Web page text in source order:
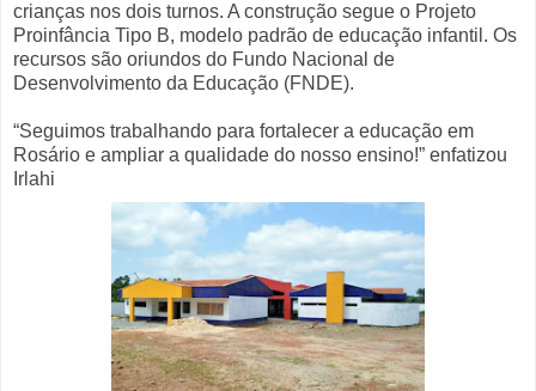
crianças nos dois turnos. A construção segue o Projeto
Proinfância Tipo B, modelo padrão de educação infantil. Os
recursos são oriundos do Fundo Nacional de
Desenvolvimento da Educação (FNDE).
“Seguimos trabalhando para fortalecer a educação em
Rosário e ampliar a qualidade do nosso ensino!” enfatizou
Irlahi